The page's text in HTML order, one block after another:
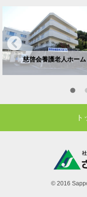
慈啓会養護老人ホーム
ト
© 2016